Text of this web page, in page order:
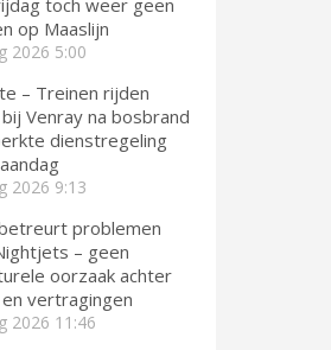
toch weer geen
op Maaslijn
2026 5:00
– Treinen rijden
Venray na bosbrand
dienstregeling
2026 9:13
problemen
– geen
oorzaak achter
vertragingen
2026 11:46